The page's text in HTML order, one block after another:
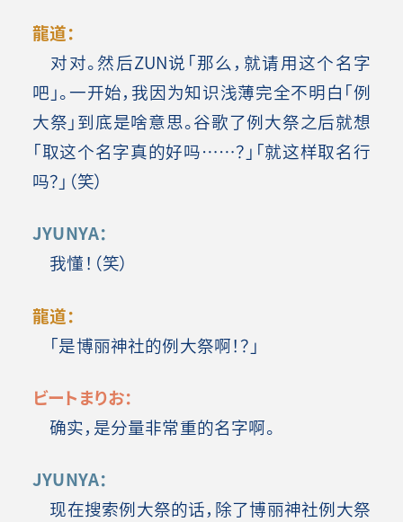
龍道：
对对。然后ZUN说「那么，就请用这个名字
吧」。一开始，我因为知识浅薄完全不明白「例
大祭」到底是啥意思。谷歌了例大祭之后就想
「取这个名字真的好吗……？」「就这样取名行
吗？」（笑）
JYUNYA：
我懂！（笑）
龍道：
「是博丽神社的例大祭啊！？」
ビートまりお：
确实，是分量非常重的名字啊。
JYUNYA：
现在搜索例大祭的话，除了博丽神社例大祭